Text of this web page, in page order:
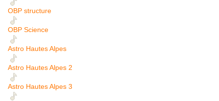
OBP structure
OBP Science
Astro Hautes Alpes
Astro Hautes Alpes 2
Astro Hautes Alpes 3